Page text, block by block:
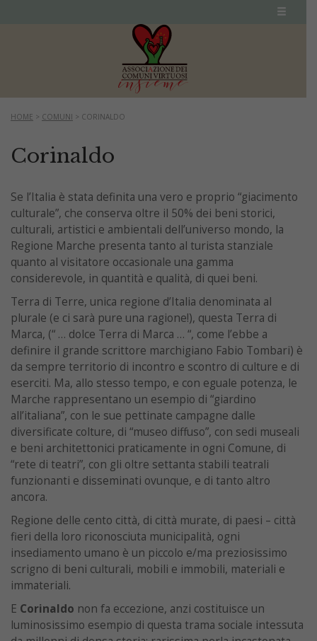
HOME > COMUNI > CORINALDO
Corinaldo
Se l’Italia è stata definita una vero e proprio “giacimento
culturale”, che conserva oltre il 50% dei beni storici,
culturali, artistici e ambientali dell’universo mondo, la
Regione Marche presenta tanto al turista stanziale
quanto al visitatore occasionale una gamma
considerevole, in quantità e qualità, di quei beni.
Terra di Terre, unica regione d’Italia denominata al
plurale (e ci sarà pure una ragione!), questa Terra di
Marca, (“ … dolce Terra di Marca … “, come l’ebbe a
definire il grande scrittore marchigiano Fabio Tombari) è
da sempre territorio di incontro e scontro di culture e di
eserciti. Ma, allo stesso tempo, e con eguale potenza, le
Marche rappresentano un esempio di “giardino
all’italiana”, con le sue pettinate campagne dalle
diversificate colture, di “museo diffuso”, con sedi museali
e beni architettonici praticamente in ogni Comune, di
“rete di teatri”, con gli oltre settanta stabili teatrali
funzionanti e disseminati ovunque, e di tanto altro
ancora.
Regione delle cento città, di città murate, di paesi – città
fieri della loro riconosciuta municipalità, ogni
insediamento umano è un piccolo e/ma preziosissimo
scrigno di beni culturali, mobili e immobili, materiali e
immateriali.
E Corinaldo non fa eccezione, anzi costituisce un
luminosissimo esempio di questa trama sociale intessuta